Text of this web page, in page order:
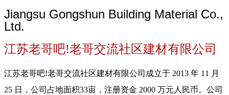
Jiangsu Gongshun Building Material Co.,
Ltd.
江苏老哥吧!老哥交流社区建材有限公司
江苏老哥吧!老哥交流社区建材有限公司成立于 2013 年 11 月
25 日，公司占地面积33亩，注册资金 2000 万元人民币。公司